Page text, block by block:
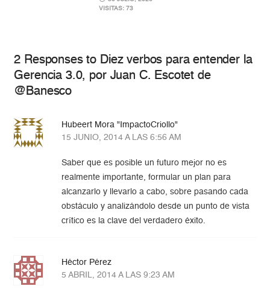
VISITAS: 73
2 Responses to Diez verbos para entender la
Gerencia 3.0, por Juan C. Escotet de
@Banesco
Hubeert Mora "ImpactoCriollo"
15 JUNIO, 2014 A LAS 6:56 AM
Saber que es posible un futuro mejor no es
realmente importante, formular un plan para
alcanzarlo y llevarlo a cabo, sobre pasando cada
obstáculo y analizándolo desde un punto de vista
crítico es la clave del verdadero éxito.
Héctor Pérez
5 ABRIL, 2014 A LAS 9:23 AM